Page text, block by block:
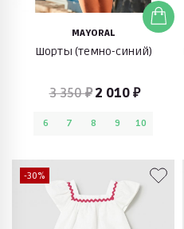
MAYORAL
Шорты (темно-синий)
3 350 ₽ 2 010 ₽
6 7 8 9 10
-30%